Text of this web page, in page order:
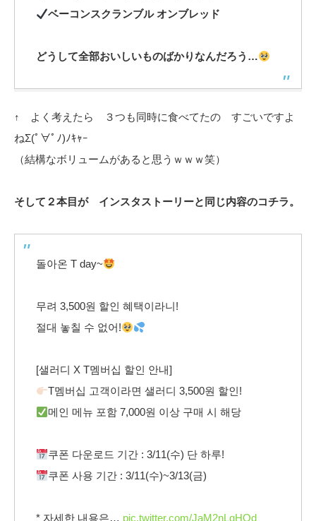
ベーコンスクランブル オンブレッド
どうして全部おいしいものばかりなんだろう…
↑ よく考えたら ３つも同時に食べてたの すごいですよ
ねΣ(ﾟ∀ﾟﾉ)ﾉｷｬｰ
（結構なボリュームがあると思うｗｗｗ笑）
そして２本目が インスタストーリーと同じ内容のコチラ。
돌아온 T day~
무려 3,500원 할인 혜택이라니!
절대 놓칠 수 없어!
[샐러디 X T멤버십 할인 안내]
T멤버십 고객이라면 샐러디 3,500원 할인!
메인 메뉴 포함 7,000원 이상 구매 시 해당
쿠폰 다운로드 기간 : 3/11(수) 단 하루!
쿠폰 사용 기간 : 3/11(수)~3/13(금)
* 자세한 내용은… pic.twitter.com/JaM2nLqHOd